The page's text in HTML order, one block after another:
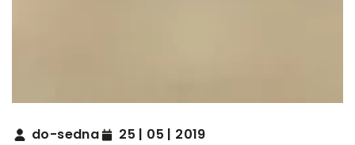
do-sedna 25 | 05 | 2019